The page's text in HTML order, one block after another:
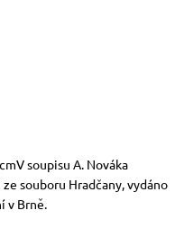
soupisu A. Nováka
souboru Hradčany, vydáno
v Brně.